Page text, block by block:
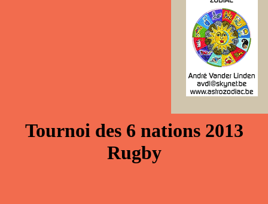
Tournoi des 6 nations 2013
Rugby